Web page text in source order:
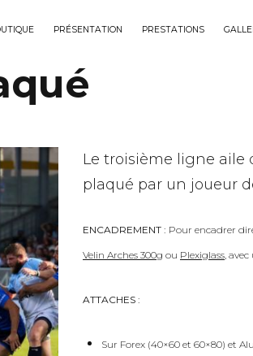
PRÉSENTATION PRESTATIONS
Le troisième ligne aile
plaqué par un joueur
ENCADREMENT : Pour encadrer
Velin Arches 300g ou Plexiglass,
ATTACHES :
Sur Forex (40×60 et 60×80) et